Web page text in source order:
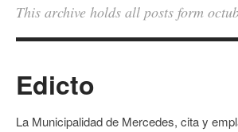
This archive holds all posts form
Edicto
La Municipalidad de Mercedes, cita y